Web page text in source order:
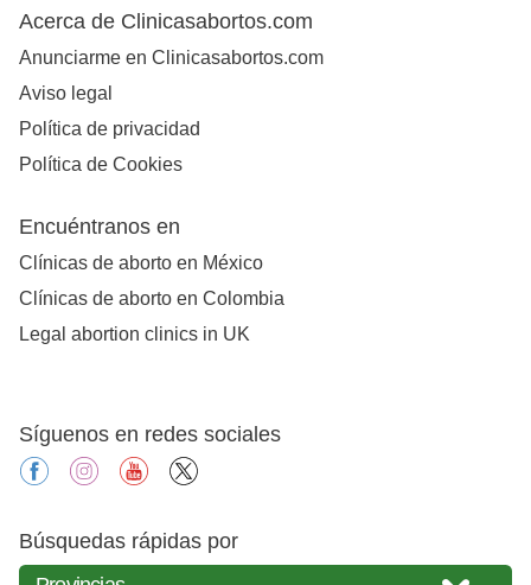
Acerca de Clinicasabortos.com
Anunciarme en Clinicasabortos.com
Aviso legal
Política de privacidad
Política de Cookies
Encuéntranos en
Clínicas de aborto en México
Clínicas de aborto en Colombia
Legal abortion clinics in UK
Síguenos en redes sociales
facebookinstagramyoutube
Búsquedas rápidas por